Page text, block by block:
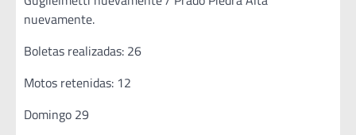
nuevamente.
Boletas realizadas: 26
Motos retenidas: 12
Domingo 29